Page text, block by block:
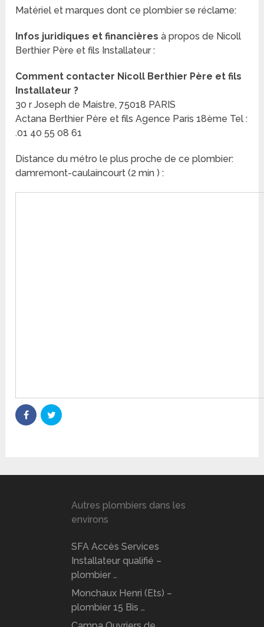
Matériel et marques dont ce plombier se réclame:
Infos juridiques et financières à propos de Nicoll
Berthier Père et fils Installateur :
Comment contacter Nicoll Berthier Père et fils
Installateur ?
30 r Joseph de Maistre, 75018 PARIS
Actana Berthier Père et fils Agence Paris 18ème Tel :
.01 40 55 08 61
Distance du métro le plus proche de ce plombier:
damremont-caulaincourt (2 min ) :
Autres plombiers dans les
environs
SFA Accès Services
Installateur qualifié –
plombier …
Monchaux Henri (Ets) –
plombier 15 Bis …